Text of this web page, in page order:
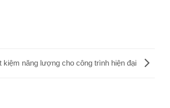
kiệm năng lượng cho công trình hiện đại